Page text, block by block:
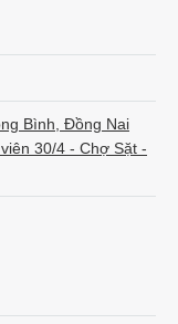
Bình, Đồng Nai
30/4 - Chợ Sặt -